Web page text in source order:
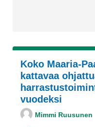
Koko Maaria-
kattavaa
vuodeksi
Mimmi Ruusunen